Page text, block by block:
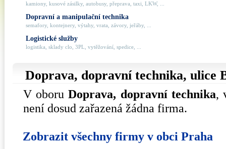
kamiony, kusové zásilky, autobusy, přeprava, taxi, LKW, ...
Dopravní a manipulační technika
semafory, kontejnery, výtahy, vrata, závory, jeřáby, ...
Logistické služby
logistika, sklady clo, 3PL, vytěžování, spedice, ...
Doprava, dopravní technika, ulice
V oboruDoprava, dopravní technika,
není dosud zařazená žádna firma.
Zobrazit všechny firmy v obci Praha